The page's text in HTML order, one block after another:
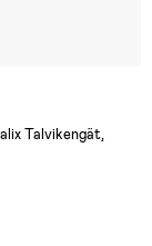
Talvikengät,